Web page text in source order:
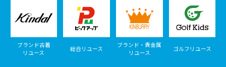
ブランド古着
リユース
総合リユース
ブランド・貴金属
リユース
ゴルフリユース